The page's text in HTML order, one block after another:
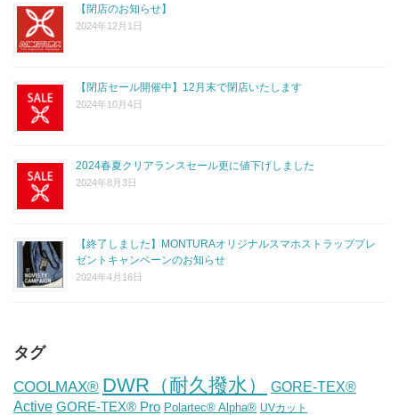
【閉店のお知らせ】
2024年12月1日
【閉店セール開催中】12月末で閉店いたします
2024年10月4日
2024春夏クリアランスセール更に値下げしました
2024年8月3日
【終了しました】MONTURAオリジナルスマホストラッププレ
ゼントキャンペーンのお知らせ
2024年4月16日
タグ
COOLMAX® DWR（耐久撥水）
GORE-TEX®
Active GORE-TEX® Pro Polartec® Alpha® UVカット